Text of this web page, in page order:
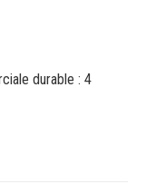
durable : 4